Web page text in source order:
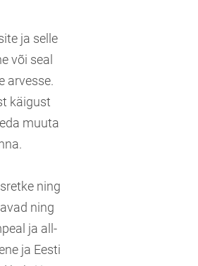
ja selle
või seal
arvesse.
käigust
muuta
ning
ning
ja all-
ja Eesti